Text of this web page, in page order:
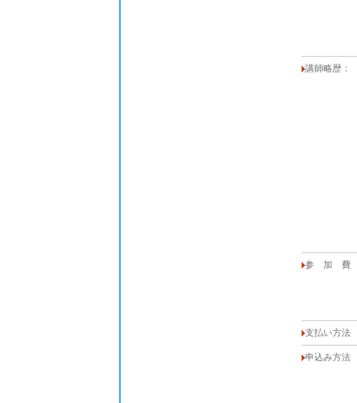
講師略歴：
参 加 費
支払い方法
申込み方法